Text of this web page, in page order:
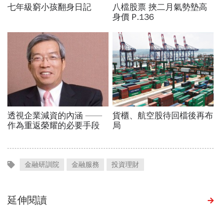
金融研訓院 金融服務 投資理財
延伸閱讀